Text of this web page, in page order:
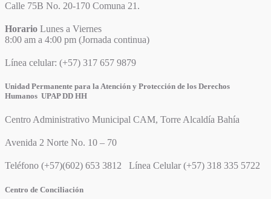
Calle 75B No. 20-170 Comuna 21.
Horario Lunes a Viernes
8:00 am a 4:00 pm (Jornada continua)
Línea celular: (+57) 317 657 9879
Unidad Permanente para la Atención y Protección de los Derechos
Humanos UPAP DD HH
Centro Administrativo Municipal CAM, Torre Alcaldía Bahía
Avenida 2 Norte No. 10 – 70
Teléfono (+57)(602) 653 3812 Línea Celular (+57) 318 335 5722
Centro de Conciliación